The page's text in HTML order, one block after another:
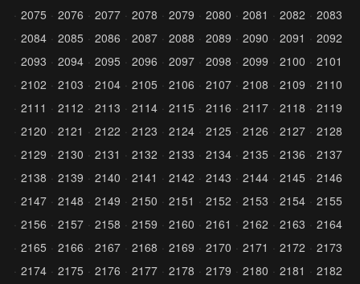
2075
2076 2077 2078 2079 2080 2081 2082
2083
2084
2085 2086 2087 2088 2089 2090 2091
2092
2093
2094 2095 2096 2097 2098 2099 2100
2101
2102
2103 2104 2105 2106 2107 2108 2109
2110
2111
2112 2113 2114 2115 2116 2117 2118
2119
2120
2121 2122 2123 2124 2125 2126 2127
2128
2129
2130 2131 2132 2133 2134 2135 2136
2137
2138
2139 2140 2141 2142 2143 2144 2145
2146
2147
2148 2149 2150 2151 2152 2153 2154
2155
2156
2157 2158 2159 2160 2161 2162 2163
2164
2165
2166 2167 2168 2169 2170 2171 2172
2173
2174
2175 2176 2177 2178 2179 2180 2181
2182